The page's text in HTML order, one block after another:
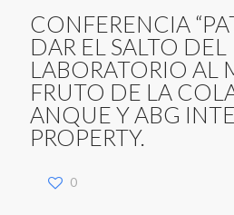
CONFERENCIA
DAR EL SALTO DEL
LABORATORIO AL
FRUTO DE LA
ANQUE Y ABG
PROPERTY.
0